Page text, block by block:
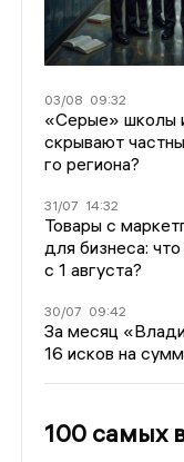
03/08 09:32
«Серые» школы
скрывают
го региона?
31/07 14:32
Товары с
для бизнеса:
с 1 августа?
30/07 09:42
За месяц
16 исков на
100 самых